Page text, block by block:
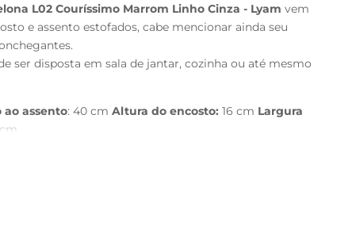
L02 Couríssimo Marrom Linho Cinza - Lyam vem
e assento estofados, cabe mencionar ainda seu
ser disposta em sala de jantar, cozinha ou até mesmo
assento: 40 cm Altura do encosto: 16 cm Largura